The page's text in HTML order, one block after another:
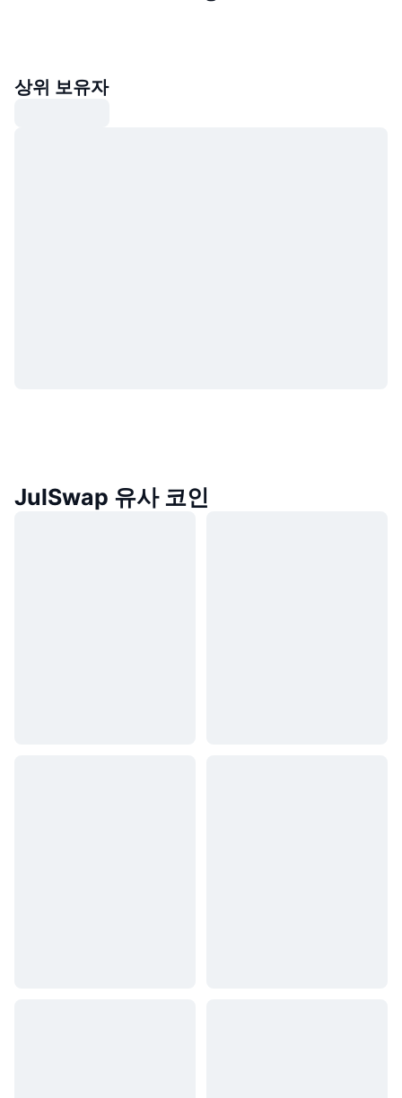
상위 보유자
JulSwap 유사 코인